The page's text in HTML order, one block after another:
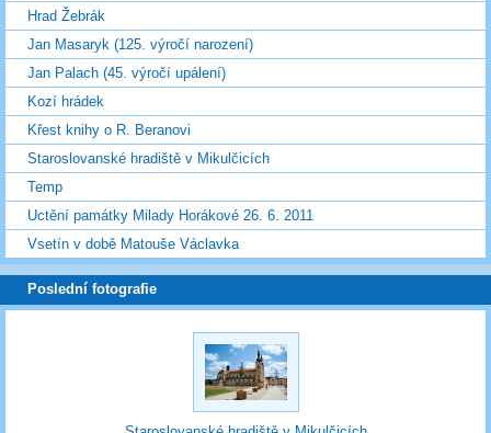
Hrad Žebrák
Jan Masaryk (125. výročí narození)
Jan Palach (45. výročí upálení)
Kozí hrádek
Křest knihy o R. Beranovi
Staroslovanské hradiště v Mikulčicích
Temp
Uctění památky Milady Horákové 26. 6. 2011
Vsetín v době Matouše Václavka
Poslední fotografie